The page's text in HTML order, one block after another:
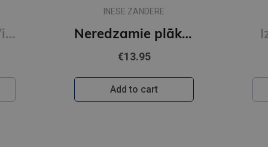
Es gribu sunīti. Vienalga kādu
INESE ZANDERE
Neredzamie plāksterīši
€13.95
Add to cart